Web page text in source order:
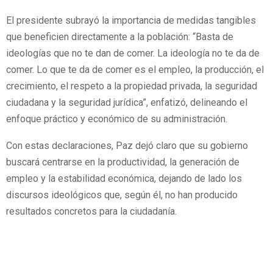
El presidente subrayó la importancia de medidas tangibles
que beneficien directamente a la población: “Basta de
ideologías que no te dan de comer. La ideología no te da de
comer. Lo que te da de comer es el empleo, la producción, el
crecimiento, el respeto a la propiedad privada, la seguridad
ciudadana y la seguridad jurídica”, enfatizó, delineando el
enfoque práctico y económico de su administración.
Con estas declaraciones, Paz dejó claro que su gobierno
buscará centrarse en la productividad, la generación de
empleo y la estabilidad económica, dejando de lado los
discursos ideológicos que, según él, no han producido
resultados concretos para la ciudadanía.